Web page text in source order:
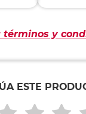
términos y
ESTE